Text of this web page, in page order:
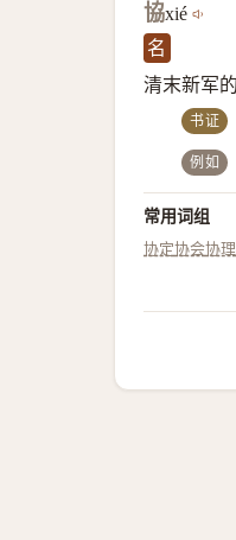
協xié
名
清末新军
书证
例如
常用词组
协定协会协理